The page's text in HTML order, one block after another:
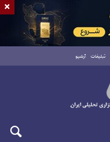
تبلیغات آرشیو
×